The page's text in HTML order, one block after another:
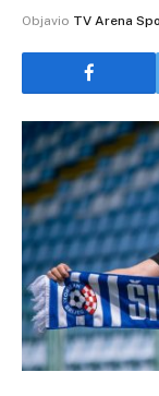
Objavio TV Arena